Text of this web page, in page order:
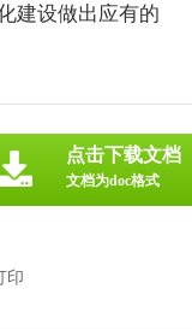
建设做出应有的
印
点击下载文档
文档为doc格式